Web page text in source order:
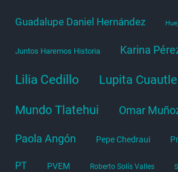
Guadalupe Daniel Hernández
Juntos Haremos Historia Karina
Lilia Cedillo Lupita Cuautle
Mundo Tlatehui Omar
Paola Angón Pepe Chedraui
PT PVEM Roberto Solís Valles